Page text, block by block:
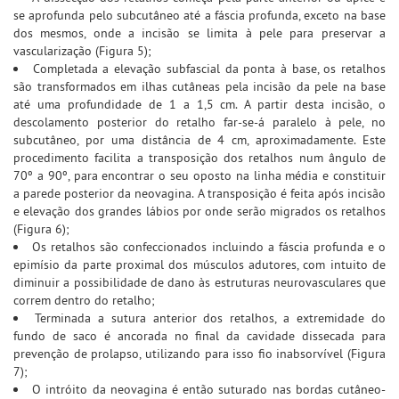
se aprofunda pelo subcutâneo até a fáscia profunda, exceto na base
dos mesmos, onde a incisão se limita à pele para preservar a
vascularização (Figura 5);
Completada a elevação subfascial da ponta à base, os retalhos
são transformados em ilhas cutâneas pela incisão da pele na base
até uma profundidade de 1 a 1,5 cm. A partir desta incisão, o
descolamento posterior do retalho far-se-á paralelo à pele, no
subcutâneo, por uma distância de 4 cm, aproximadamente. Este
procedimento facilita a transposição dos retalhos num ângulo de
70º a 90º, para encontrar o seu oposto na linha média e constituir
a parede posterior da neovagina. A transposição é feita após incisão
e elevação dos grandes lábios por onde serão migrados os retalhos
(Figura 6);
Os retalhos são confeccionados incluindo a fáscia profunda e o
epimísio da parte proximal dos músculos adutores, com intuito de
diminuir a possibilidade de dano às estruturas neurovasculares que
correm dentro do retalho;
Terminada a sutura anterior dos retalhos, a extremidade do
fundo de saco é ancorada no final da cavidade dissecada para
prevenção de prolapso, utilizando para isso fio inabsorvível (Figura
7);
O intróito da neovagina é então suturado nas bordas cutâneo-